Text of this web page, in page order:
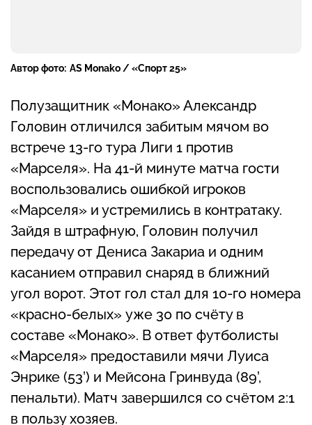
Автор фото: AS Monako / «Спорт 25»
Полузащитник «Монако» Александр
Головин отличился забитым мячом во
встрече 13-го тура Лиги 1 против
«Марселя». На 41-й минуте матча гости
воспользовались ошибкой игроков
«Марселя» и устремились в контратаку.
Зайдя в штрафную, Головин получил
передачу от Дениса Закариа и одним
касанием отправил снаряд в ближний
угол ворот. Этот гол стал для 10-го номера
«красно-белых» уже 30 по счёту в
составе «Монако». В ответ футболисты
«Марселя» предоставили мячи Луиса
Энрике (53’) и Мейсона Гринвуда (89’,
пенальти). Матч завершился со счётом 2:1
в пользу хозяев.